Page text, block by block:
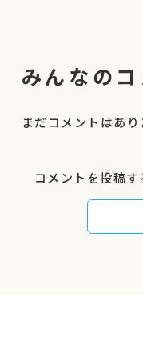
学校に行っていた
周りからの「それ
子どもの気持ちも
子育てに自信を失
大
取
ラー
師を
両
起し
みんなの
まだコメントはあり
コメントを投稿す